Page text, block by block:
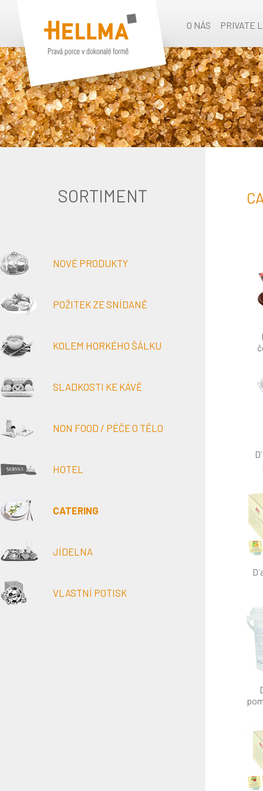
O NÁS PRIVATE
SORTIMENT
NOVÉ PRODUKTY
POŽITEK ZE SNÍDANĚ
KOLEM HORKÉHO ŠÁLKU
SLADKOSTI KE KÁVĚ
NON FOOD / PÉČE O TĚLO
HOTEL
CATERING
JÍDELNA
VLASTNÍ POTISK